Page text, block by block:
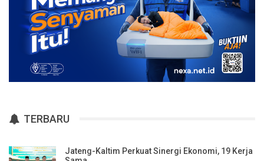
TERBARU
Jateng-Kaltim Perkuat Sinergi Ekonomi, 19 Kerja